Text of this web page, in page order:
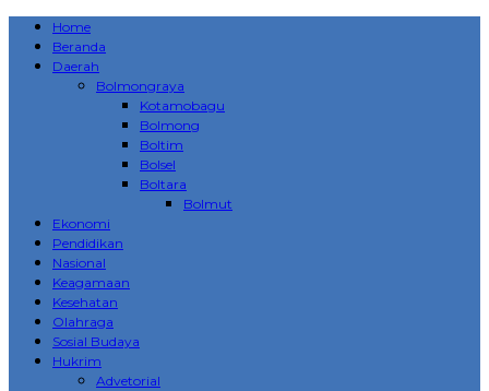
Home
Beranda
Daerah
Bolmongraya
Kotamobagu
Bolmong
Boltim
Bolsel
Boltara
Bolmut
Ekonomi
Pendidikan
Nasional
Keagamaan
Kesehatan
Olahraga
Sosial Budaya
Hukrim
Advetorial